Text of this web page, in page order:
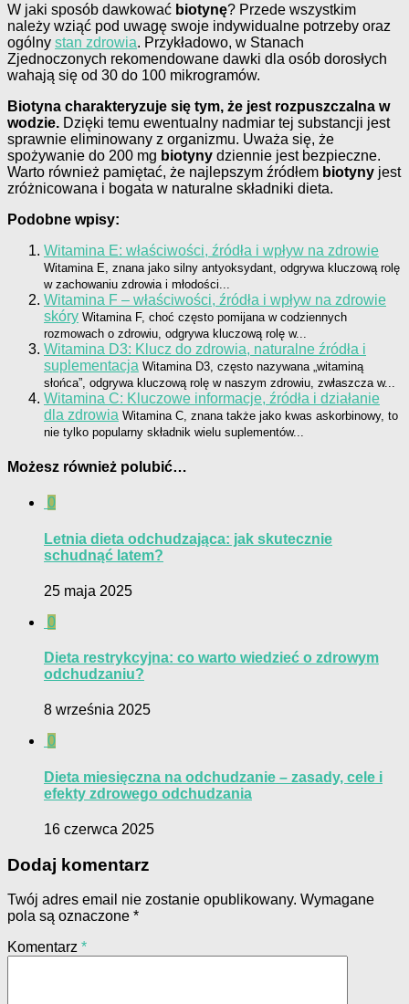
W jaki sposób dawkować biotynę? Przede wszystkim
należy wziąć pod uwagę swoje indywidualne potrzeby oraz
ogólny stan zdrowia. Przykładowo, w Stanach
Zjednoczonych rekomendowane dawki dla osób dorosłych
wahają się od 30 do 100 mikrogramów.
Biotyna charakteryzuje się tym, że jest rozpuszczalna w
wodzie. Dzięki temu ewentualny nadmiar tej substancji jest
sprawnie eliminowany z organizmu. Uważa się, że
spożywanie do 200 mg biotyny dziennie jest bezpieczne.
Warto również pamiętać, że najlepszym źródłem biotyny jest
zróżnicowana i bogata w naturalne składniki dieta.
Podobne wpisy:
Witamina E: właściwości, źródła i wpływ na zdrowie
Witamina E, znana jako silny antyoksydant, odgrywa kluczową rolę
w zachowaniu zdrowia i młodości...
Witamina F – właściwości, źródła i wpływ na zdrowie
skóry Witamina F, choć często pomijana w codziennych
rozmowach o zdrowiu, odgrywa kluczową rolę w...
Witamina D3: Klucz do zdrowia, naturalne źródła i
suplementacja Witamina D3, często nazywana „witaminą
słońca”, odgrywa kluczową rolę w naszym zdrowiu, zwłaszcza w...
Witamina C: Kluczowe informacje, źródła i działanie
dla zdrowia Witamina C, znana także jako kwas askorbinowy, to
nie tylko popularny składnik wielu suplementów...
Możesz również polubić…
0
Letnia dieta odchudzająca: jak skutecznie
schudnąć latem?
25 maja 2025
0
Dieta restrykcyjna: co warto wiedzieć o zdrowym
odchudzaniu?
8 września 2025
0
Dieta miesięczna na odchudzanie – zasady, cele i
efekty zdrowego odchudzania
16 czerwca 2025
Dodaj komentarz
Twój adres email nie zostanie opublikowany. Wymagane
pola są oznaczone *
Komentarz *